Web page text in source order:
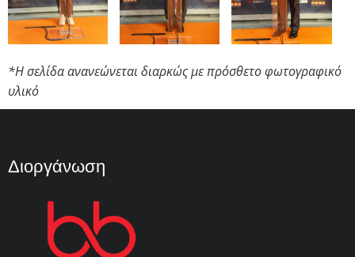
*Η σελίδα ανανεώνεται διαρκώς με πρόσθετο φωτογραφικό
υλικό
Διοργάνωση